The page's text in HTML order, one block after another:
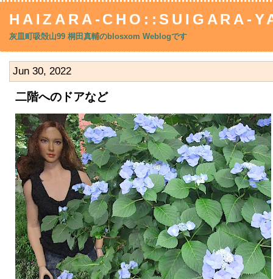
HAIZARA-CHO::SUIGARA-
灰皿町吸殻山99 桐田真輔のblosxom Weblogです
Jun 30, 2022
二階へのドアなど